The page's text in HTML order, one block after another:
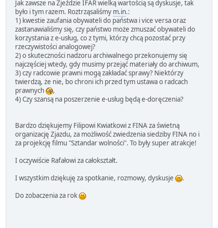
Jak zawsze na Zjeździe IFAR wielką wartością są dyskusje, tak
było i tym razem. Roztrząsaliśmy m.in.:
1) kwestie zaufania obywateli do państwa i vice versa oraz
zastanawialiśmy się, czy państwo może zmuszać obywateli do
korzystania z e-usług, co z tymi, którzy chcą pozostać przy
rzeczywistości analogowej?
2) o skuteczności nadzoru archiwalnego przekonujemy się
najczęściej wtedy, gdy musimy przejąć materiały do archiwum,
3) czy radcowie prawni mogą zakładać sprawy? Niektórzy
twierdzą, że nie, bo chroni ich przed tym ustawa o radcach
prawnych
,
4) Czy szansą na poszerzenie e-usług będą e-doręczenia?
Bardzo dziękujemy Filipowi Kwiatkowi z FINA za świetną
organizację Zjazdu, za możliwość zwiedzenia siedziby FINA no i
za projekcję filmu "Sztandar wolności". To były super atrakcje!
I oczywiście Rafałowi za całokształt.
I wszystkim dziękuję za spotkanie, rozmowy, dyskusje
.
Do zobaczenia za rok